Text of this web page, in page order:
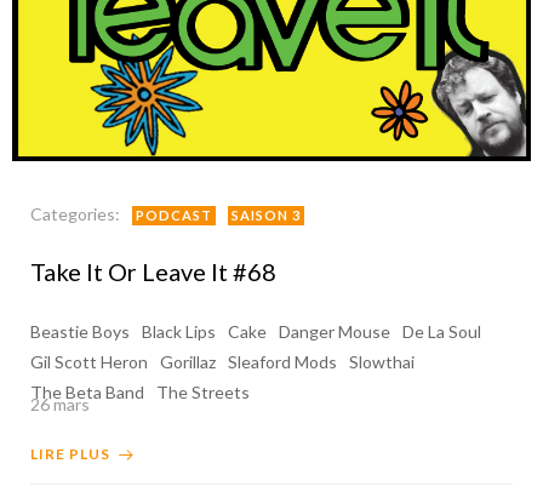
Categories: PODCAST SAISON 3
Take It Or Leave It #68
Beastie Boys Black Lips Cake Danger Mouse De La Soul
Gil Scott Heron
Gorillaz Sleaford Mods
Slowthai
The Beta Band
The Streets
26 mars
LIRE PLUS